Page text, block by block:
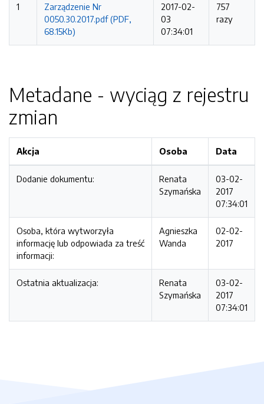
1
Zarządzenie Nr
0050.30.2017.pdf (PDF,
68.15Kb)
2017-02-
03
07:34:01
757
razy
Metadane - wyciąg z rejestru
zmian
Akcja Osoba Data
Dodanie dokumentu:
Renata
Szymańska
03-02-
2017
07:34:01
Osoba, która wytworzyła
informację lub odpowiada za treść
informacji:
Agnieszka
Wanda
02-02-
2017
Ostatnia aktualizacja:
Renata
Szymańska
03-02-
2017
07:34:01